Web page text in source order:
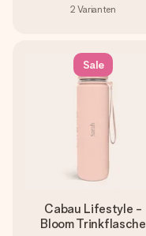
2 Varianten
Sale
Cabau Lifestyle -
Bloom Trinkflasche